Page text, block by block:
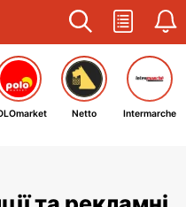
Netto Intermarche